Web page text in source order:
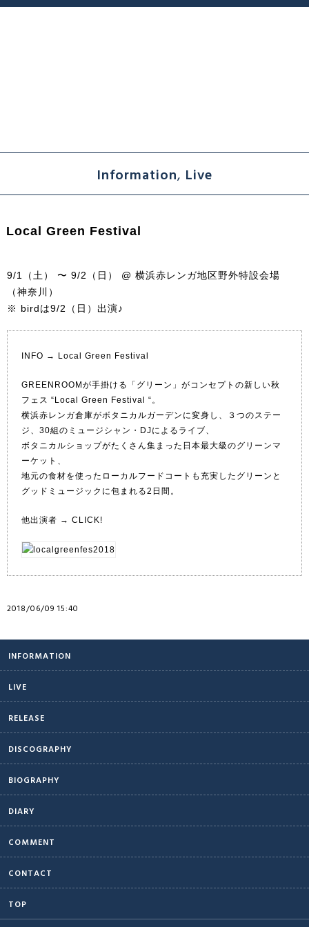
Information, Live
Local Green Festival
9/1（土） 〜 9/2（日） @ 横浜赤レンガ地区野外特設会場
（神奈川）
※ birdは9/2（日）出演♪
INFO → Local Green Festival
GREENROOMが手掛ける「グリーン」がコンセプトの新しい秋
フェス “Local Green Festival “。
横浜赤レンガ倉庫がボタニカルガーデンに変身し、３つのステー
ジ、30組のミュージシャン・DJによるライブ、
ボタニカルショップがたくさん集まった日本最大級のグリーンマ
ーケット、
地元の食材を使ったローカルフードコートも充実したグリーンと
グッドミュージックに包まれる2日間。
他出演者 → CLICK!
2018/06/09 15:40
INFORMATION
LIVE
RELEASE
DISCOGRAPHY
BIOGRAPHY
DIARY
COMMENT
CONTACT
TOP